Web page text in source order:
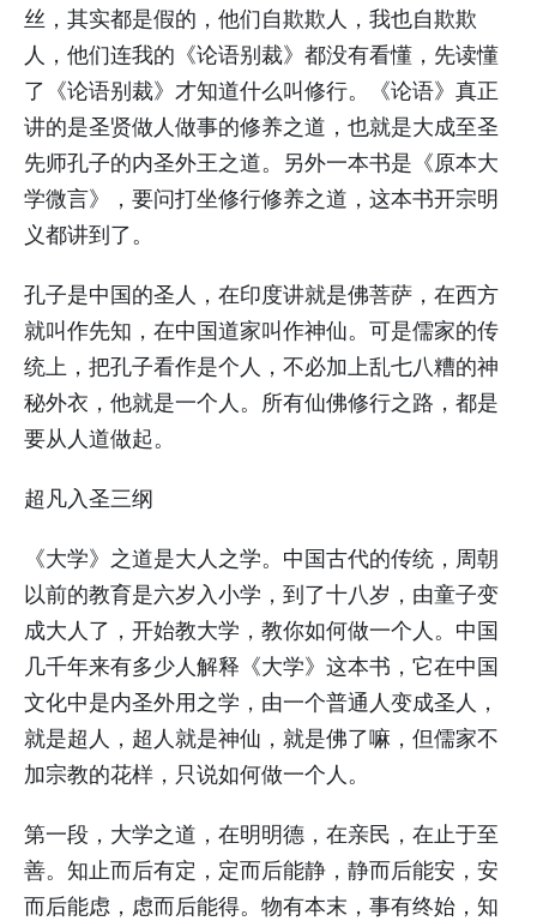
丝，其实都是假的，他们自欺欺人，我也自欺欺
人，他们连我的《论语别裁》都没有看懂，先读懂
了《论语别裁》才知道什么叫修行。《论语》真正
讲的是圣贤做人做事的修养之道，也就是大成至圣
先师孔子的内圣外王之道。另外一本书是《原本大
学微言》，要问打坐修行修养之道，这本书开宗明
义都讲到了。
孔子是中国的圣人，在印度讲就是佛菩萨，在西方
就叫作先知，在中国道家叫作神仙。可是儒家的传
统上，把孔子看作是个人，不必加上乱七八糟的神
秘外衣，他就是一个人。所有仙佛修行之路，都是
要从人道做起。
超凡入圣三纲
《大学》之道是大人之学。中国古代的传统，周朝
以前的教育是六岁入小学，到了十八岁，由童子变
成大人了，开始教大学，教你如何做一个人。中国
几千年来有多少人解释《大学》这本书，它在中国
文化中是内圣外用之学，由一个普通人变成圣人，
就是超人，超人就是神仙，就是佛了嘛，但儒家不
加宗教的花样，只说如何做一个人。
第一段，大学之道，在明明德，在亲民，在止于至
善。知止而后有定，定而后能静，静而后能安，安
而后能虑，虑而后能得。物有本末，事有终始，知